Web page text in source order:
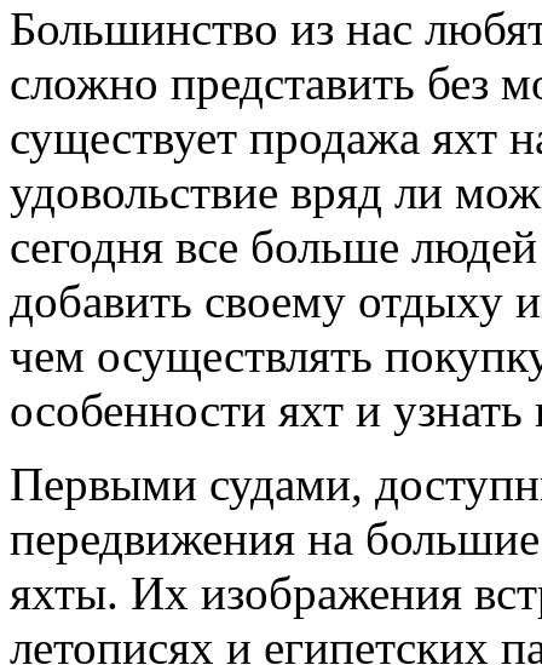
Большинство из нас
сложно представить без
существует продажа яхт
удовольствие вряд ли
сегодня все больше
добавить своему отдыху
чем осуществлять
особенности яхт и
Первыми судами,
передвижения на
яхты. Их изображения
летописях и египетских